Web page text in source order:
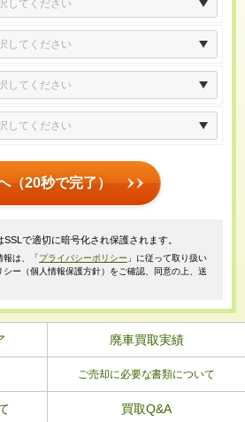
（20秒で完了）
で適切に暗号化され保護されます。
報は、「プライバシーポリシー 」に従って取り扱い
シー（個人情報保護方針）をご確認、同意の上、送
廃車買取実績
ご売却に必要な書類について
買取Q&A